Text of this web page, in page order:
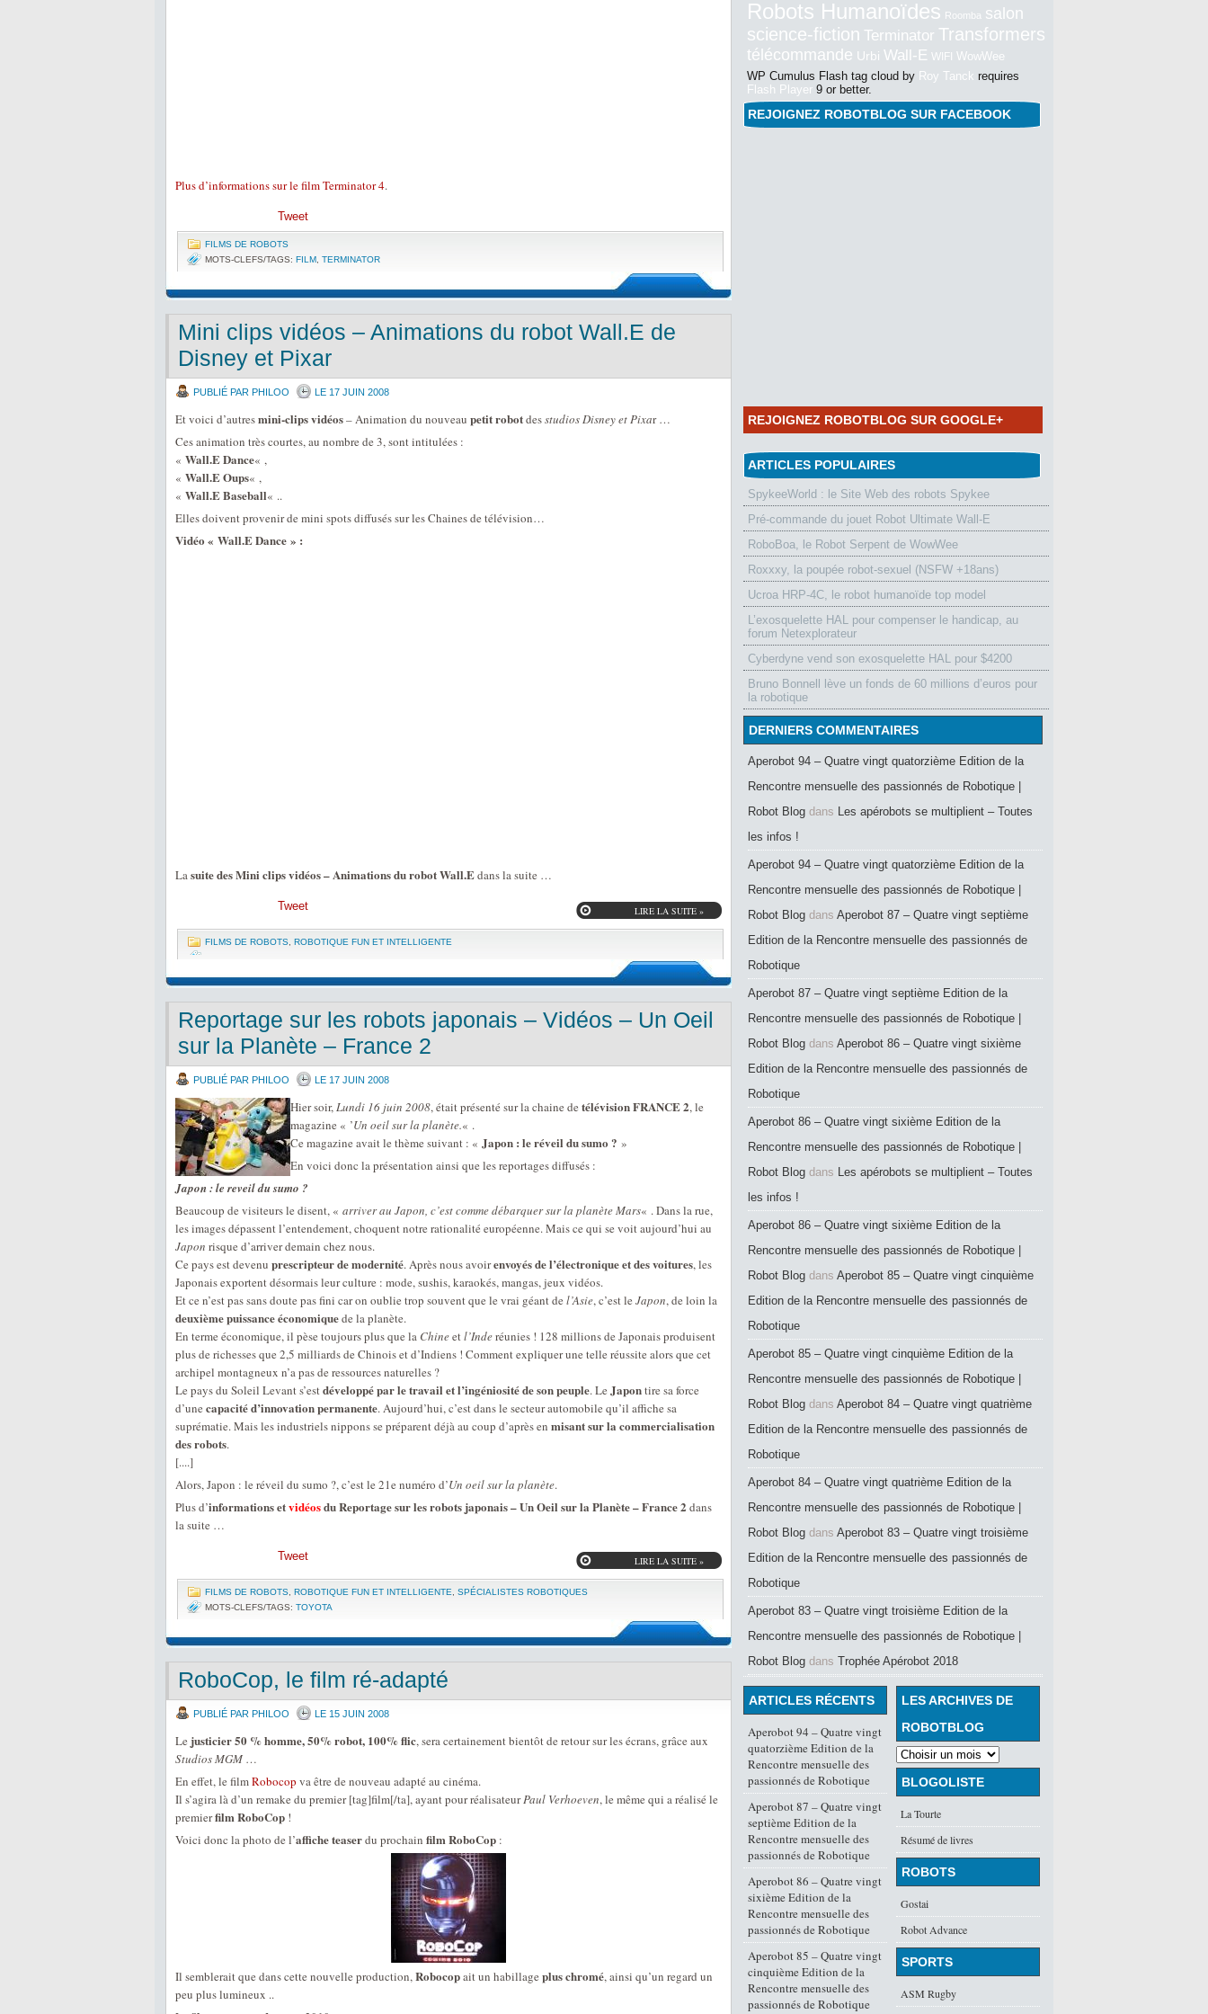
Plus d’informations sur le film Terminator 4.
Tweet
FILMS DE ROBOTS
MOTS-CLEFS/TAGS: FILM TERMINATOR
Mini clips vidéos – Animations du robot Wall.E de
Disney et Pixar
PUBLIÉ PAR PHILOO LE 17 JUIN 2008
Et voici d’autresmini-clips vidéos– Animation du nouveau petit robotdesstudios Disney et Pixar …
Ces animation très courtes, au nombre de 3, sont intitulées :
« Wall.E Dance« ,
« Wall.E Oups« ,
« Wall.E Baseball« ..
Elles doivent provenir de mini spots diffusés sur les Chaines de télévision…
Vidéo « Wall.E Dance » :
Lasuite des Mini clips vidéos – Animations du robot Wall.Edans la suite …
LIRE LA SUITE »
Tweet
FILMS DE ROBOTS ROBOTIQUE FUN ET INTELLIGENTE
Reportage sur les robots japonais – Vidéos – Un Oeil
sur la Planète – France 2
PUBLIÉ PAR PHILOO LE 17 JUIN 2008
Hier soir,Lundi 16 juin 2008, était présenté sur la chaine de télévision FRANCE 2, le
magazine « ’Un oeil sur la planète.« .
Ce magazine avait le thème suivant : « Japon : le réveil du sumo ? »
En voici donc la présentation ainsi que les reportages diffusés :
Japon : le reveil du sumo ?
Beaucoup de visiteurs le disent, « arriver au Japon, c’est comme débarquer sur la planète Mars« . Dans la rue,
les images dépassent l’entendement, choquent notre rationalité européenne. Mais ce qui se voit aujourd’hui au
Japon risque d’arriver demain chez nous.
Ce pays est devenu prescripteur de modernité. Après nous avoirenvoyés de l’électronique et des voitures, les
Japonais exportent désormais leur culture : mode, sushis, karaokés, mangas, jeux vidéos.
Et ce n’est pas sans doute pas fini car on oublie trop souvent que le vrai géant de l’Asie, c’est le Japon, de loin la
deuxième puissance économiquede la planète.
En terme économique, il pèse toujours plus que la Chineetl’Inderéunies ! 128 millions de Japonais produisent
plus de richesses que 2,5 milliards de Chinois et d’Indiens ! Comment expliquer une telle réussite alors que cet
archipel montagneux n’a pas de ressources naturelles ?
Le pays du Soleil Levant s’estdéveloppé par le travail et l’ingéniosité de son peuple. Le Japontire sa force
d’une capacité d’innovation permanente. Aujourd’hui, c’est dans le secteur automobile qu’il affiche sa
suprématie. Mais les industriels nippons se préparent déjà au coup d’après en misant sur la commercialisation
des robots.
[....]
Alors, Japon : le réveil du sumo ?, c’est le 21e numéro d’Un oeil sur la planète.
Plus d’informations etvidéosdu Reportage sur les robots japonais – Un Oeil sur la Planète – France 2 dans
la suite …
LIRE LA SUITE »
Tweet
FILMS DE ROBOTS ROBOTIQUE FUN ET INTELLIGENTE
SPÉCIALISTES ROBOTIQUES
MOTS-CLEFS/TAGS: TOYOTA
RoboCop, le film ré-adapté
PUBLIÉ PAR PHILOO LE 15 JUIN 2008
Le justicier 50 % homme, 50% robot, 100% flic, sera certainement bientôt de retour sur les écrans, grâce aux
Studios MGM …
En effet, le filmRobocop va être de nouveau adapté au cinéma.
Il s’agira là d’un remake du premier [tag]film[/ta], ayant pour réalisateurPaul Verhoeven, le même qui a réalisé le
premierfilm RoboCop !
Voici donc la photo de l’affiche teaserdu prochain film RoboCop :
Il semblerait que dans cette nouvelle production,Robocopait un habillage plus chromé, ainsi qu’un regard un
peu plus lumineux ..
Robots Humanoïdes Roomba salon
science-fiction Terminator Transformers
télécommande Urbi Wall-E WIFI WowWee
WP Cumulus Flash tag cloud by Roy Tanck requires
Flash Player 9 or better.
REJOIGNEZ ROBOTBLOG SUR FACEBOOK
REJOIGNEZ ROBOTBLOG SUR GOOGLE+
ARTICLES POPULAIRES
SpykeeWorld : le Site Web des robots Spykee
Pré-commande du jouet Robot Ultimate Wall-E
RoboBoa, le Robot Serpent de WowWee
Roxxxy, la poupée robot-sexuel (NSFW +18ans)
Ucroa HRP-4C, le robot humanoïde top model
L’exosquelette HAL pour compenser le handicap, au
forum Netexplorateur
Cyberdyne vend son exosquelette HAL pour $4200
Bruno Bonnell lève un fonds de 60 millions d’euros pour
la robotique
DERNIERS COMMENTAIRES
Aperobot 94 – Quatre vingt quatorzième Edition de la
Rencontre mensuelle des passionnés de Robotique |
Robot Blog dans Les apérobots se multiplient – Toutes
les infos !
Aperobot 94 – Quatre vingt quatorzième Edition de la
Rencontre mensuelle des passionnés de Robotique |
Robot Blog dans Aperobot 87 – Quatre vingt septième
Edition de la Rencontre mensuelle des passionnés de
Robotique
Aperobot 87 – Quatre vingt septième Edition de la
Rencontre mensuelle des passionnés de Robotique |
Robot Blog dans Aperobot 86 – Quatre vingt sixième
Edition de la Rencontre mensuelle des passionnés de
Robotique
Aperobot 86 – Quatre vingt sixième Edition de la
Rencontre mensuelle des passionnés de Robotique |
Robot Blog dans Les apérobots se multiplient – Toutes
les infos !
Aperobot 86 – Quatre vingt sixième Edition de la
Rencontre mensuelle des passionnés de Robotique |
Robot Blog dans Aperobot 85 – Quatre vingt cinquième
Edition de la Rencontre mensuelle des passionnés de
Robotique
Aperobot 85 – Quatre vingt cinquième Edition de la
Rencontre mensuelle des passionnés de Robotique |
Robot Blog dans Aperobot 84 – Quatre vingt quatrième
Edition de la Rencontre mensuelle des passionnés de
Robotique
Aperobot 84 – Quatre vingt quatrième Edition de la
Rencontre mensuelle des passionnés de Robotique |
Robot Blog dans Aperobot 83 – Quatre vingt troisième
Edition de la Rencontre mensuelle des passionnés de
Robotique
Aperobot 83 – Quatre vingt troisième Edition de la
Rencontre mensuelle des passionnés de Robotique |
Robot Blog dans Trophée Apérobot 2018
LES ARCHIVES DE
ROBOTBLOG
BLOGOLISTE
La Tourte
Résumé de livres
ROBOTS
Gostai
Robot Advance
SPORTS
ASM Rugby
ARTICLES RÉCENTS
Aperobot 94 – Quatre vingt
quatorzième Edition de la
Rencontre mensuelle des
passionnés de Robotique
Aperobot 87 – Quatre vingt
septième Edition de la
Rencontre mensuelle des
passionnés de Robotique
Aperobot 86 – Quatre vingt
sixième Edition de la
Rencontre mensuelle des
passionnés de Robotique
Aperobot 85 – Quatre vingt
cinquième Edition de la
Rencontre mensuelle des
passionnés de Robotique